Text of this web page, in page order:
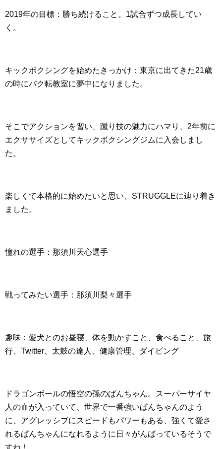
2019年の目標：勝ち続けること。1試合ずつ成長してい
く。
キックボクシングを始めたきっかけ：東京に出てきた21歳
の時にバク転教室に夢中になりました。
そこでアクションを習い、蹴り技の魅力にハマり、2年前に
エクササイズとしてキックボクシングジムに入会しまし
た。
楽しくて本格的に始めたいと思い、STRUGGLEに辿り着き
ました。
憧れの選手：那須川天心選手
戦ってみたい選手：那須川梨々選手
趣味：愛犬とのお昼寝、体を動かすこと、食べること、旅
行、Twitter、太鼓の達人、健康管理、ダイビング
ドラゴンボールの悟空の孫のぱんちゃん。スーパーサイヤ
人の血が入っていて、世界で一番強いぱんちゃんのよう
に、アグレッシブにスピードもパワーもある、強くて愛さ
れるぱんちゃんになれるように日々がんばっているそうで
すね！